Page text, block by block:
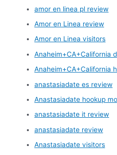
amor en linea pl review
Amor en Linea review
Amor en Linea visitors
Anaheim+CA+California
Anaheim+CA+California
anastasiadate es review
Anastasiadate hookup
anastasiadate it review
anastasiadate review
Anastasiadate visitors